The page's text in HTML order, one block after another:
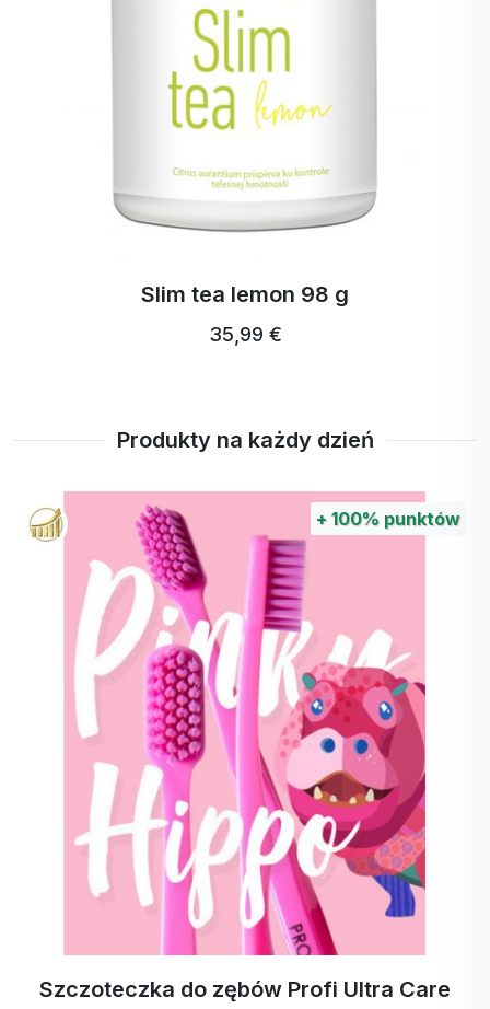
guaranie i to w dwukrotnie większej
ilości niż kofeina w kawie.
Zawiera witaminy A, B, C i P,
flawonoidy, cukry, kwasy
organiczne i sole mineralne.
Odgrywa ważną rolę w aktywności
Slim tea lemon 98 g
35,99 €
Produkty na każdy dzień
+ 100% punktów
Szczoteczka do zębów Profi Ultra Care